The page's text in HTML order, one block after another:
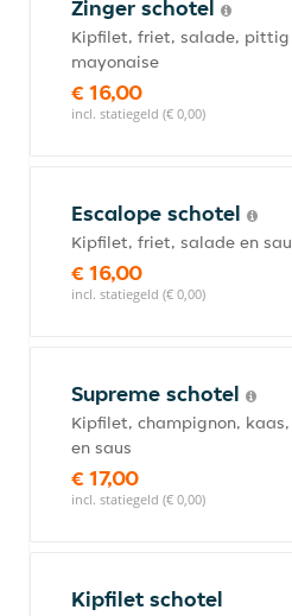
Zinger schotel
Kipfilet, friet, salade, pittig
mayonaise
€ 16,00
incl. statiegeld (€ 0,00)
Escalope schotel
Kipfilet, friet, salade en
€ 16,00
incl. statiegeld (€ 0,00)
Supreme schotel
Kipfilet, champignon,
en saus
€ 17,00
incl. statiegeld (€ 0,00)
Kipfilet schotel